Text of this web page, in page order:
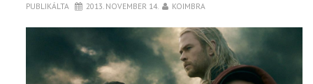
PUBLIKÁLTA 2013. NOVEMBER 14. KOIMBRA